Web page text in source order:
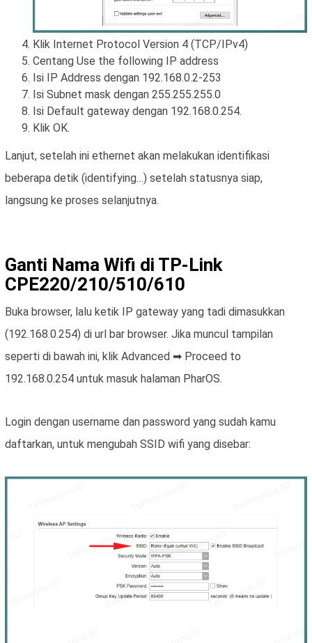
Klik Internet Protocol Version 4 (TCP/IPv4)
Centang Use the following IP address
Isi IP Address dengan 192.168.0.2-253
Isi Subnet mask dengan 255.255.255.0
Isi Default gateway dengan 192.168.0.254.
Klik OK.
Lanjut, setelah ini ethernet akan melakukan identifikasi
beberapa detik (identifying…) setelah statusnya siap,
langsung ke proses selanjutnya.
Ganti Nama Wifi di TP-Link
CPE220/210/510/610
Buka browser, lalu ketik IP gateway yang tadi dimasukkan
(192.168.0.254) di url bar browser. Jika muncul tampilan
seperti di bawah ini, klik Advanced ➡ Proceed to
192.168.0.254 untuk masuk halaman PharOS.
Login dengan username dan password yang sudah kamu
daftarkan, untuk mengubah SSID wifi yang disebar: